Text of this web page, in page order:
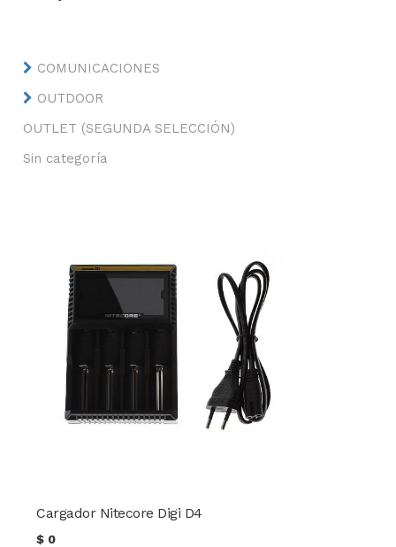
COMUNICACIONES
OUTDOOR
OUTLET (SEGUNDA SELECCIÓN)
Sin categoría
Cargador Nitecore Digi D4
$ 0